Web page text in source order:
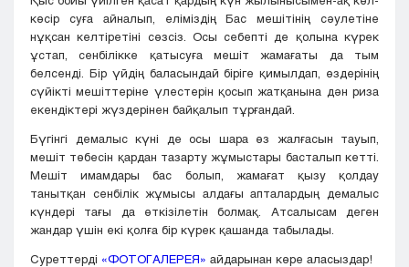
көсір суға айналып, еліміздің Бас мешітінің сәулетіне
нұқсан келтіретіні сөзсіз. Осы себепті де қолына күрек
ұстап, сенбілікке қатысуға мешіт жамағаты да тым
белсенді. Бір үйдің баласындай біріге қимылдап, өздерінің
сүйікті мешіттеріне үлестерін қосып жатқанына дән риза
екендіктері жүздерінен байқалып тұрғандай.
Бүгінгі демалыс күні де осы шара өз жалғасын тауып,
мешіт төбесін қардан тазарту жұмыстары басталып кетті.
Мешіт имамдары бас болып, жамағат қызу қолдау
танытқан сенбілік жұмысы алдағы апталардың демалыс
күндері тағы да өткізілетін болмақ. Атсалысам деген
жандар үшін екі қолға бір күрек қашанда табылады.
Суреттерді «ФОТОГАЛЕРЕЯ» айдарынан көре аласыздар!